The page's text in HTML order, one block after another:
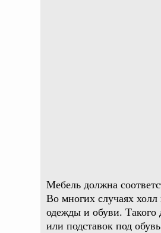
Мебель должна
Во многих случаях
одежды и обуви. Такого
или подставок под